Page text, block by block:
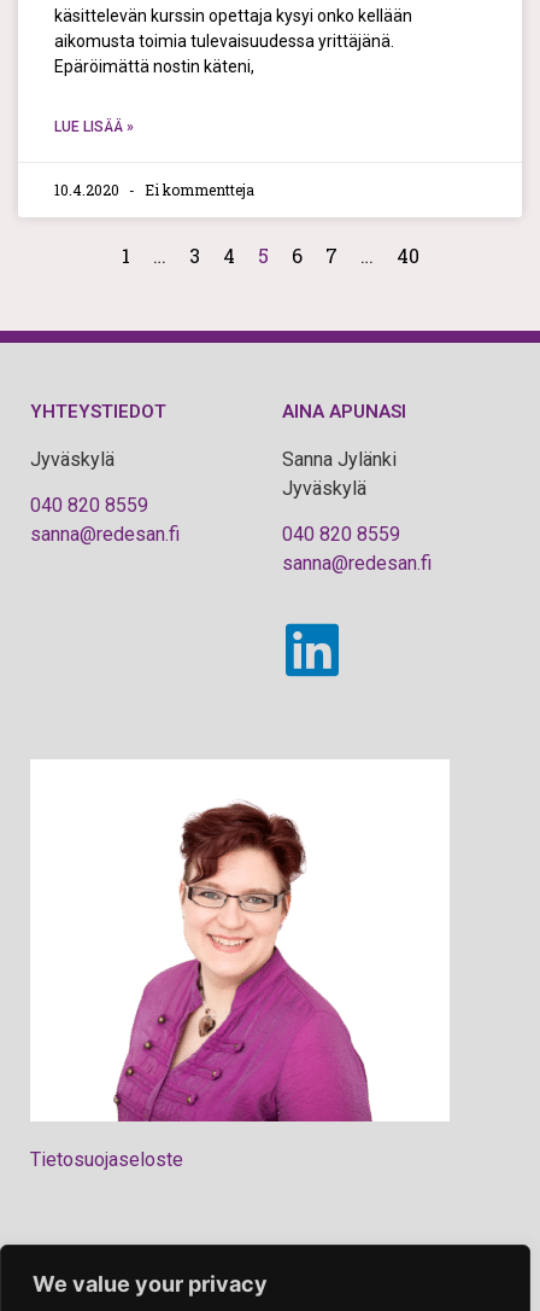
We value your privacy
käsittelevän kurssin opettaja kysyi onko kellään
aikomusta toimia tulevaisuudessa yrittäjänä.
Epäröimättä nostin käteni,
LUE LISÄÄ »
10.4.2020 Ei kommentteja
1 … 3 4 5 6 7 … 40
YHTEYSTIEDOT
Jyväskylä
040 820 8559
sanna@redesan.fi
AINA APUNASI
Sanna Jylänki
Jyväskylä
040 820 8559
sanna@redesan.fi
Tietosuojaseloste